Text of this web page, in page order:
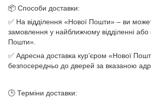
📦 Способи доставки:
✅ На відділення «Нової Пошти» – ви
замовлення у найближчому відділенні
Пошти».
✅ Адресна доставка кур’єром «Нової
безпосередньо до дверей за вказаною
🕒 Терміни доставки: